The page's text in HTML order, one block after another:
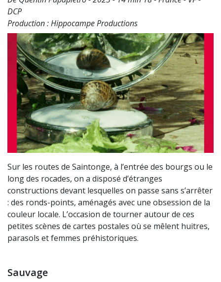
DCP
Production : Hippocampe Productions
Sur les routes de Saintonge, à l’entrée des bourgs ou le
long des rocades, on a disposé d’étranges
constructions devant lesquelles on passe sans s’arrêter
: des ronds-points, aménagés avec une obsession de la
couleur locale. L’occasion de tourner autour de ces
petites scènes de cartes postales où se mêlent huitres,
parasols et femmes préhistoriques.
Sauvage